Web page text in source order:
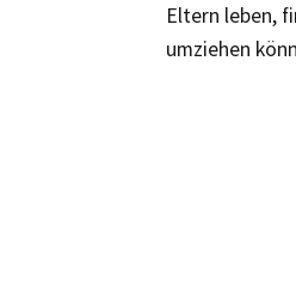
Eltern leben,
umziehen